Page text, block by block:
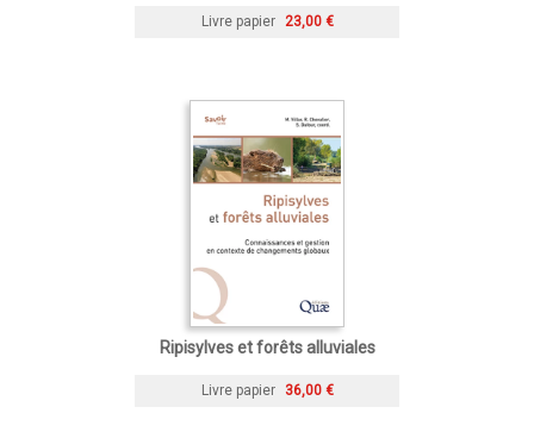
Livre papier 23,00 €
Ripisylves et forêts alluviales
Livre papier 36,00 €